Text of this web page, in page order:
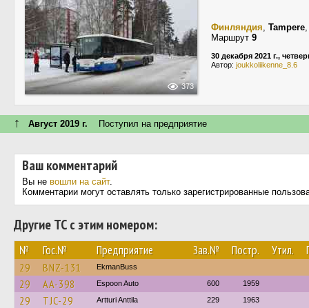
373
Финляндия, Tampere
Маршрут 9
30 декабря 2021 г.,
Автор: joukkoliikenne_8.6
↑ Август 2019 г. Поступил на предприятие
Ваш комментарий
Вы не вошли на сайт.
Комментарии могут оставлять только зарегистрированные
Другие ТС с этим номером:
№ Гос.№ Предприятие Зав.№ Постр. Утил.
29 BNZ-131 EkmanBuss
29 AA-398 Espoon Auto 600 1959
29 TJC-29 Artturi Anttila 229 1963